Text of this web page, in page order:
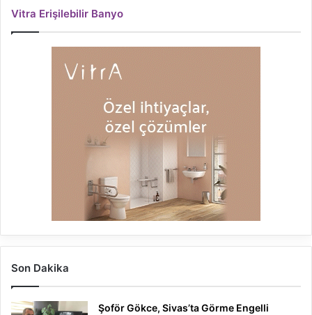
Vitra Erişilebilir Banyo
Son Dakika
Şoför Gökce, Sivas’ta Görme Engelli